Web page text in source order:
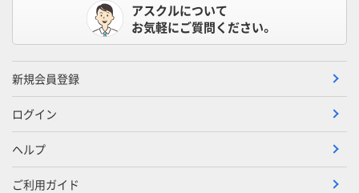
アスクルについて
お気軽にご質問ください。
新規会員登録
ログイン
ヘルプ
ご利用ガイド